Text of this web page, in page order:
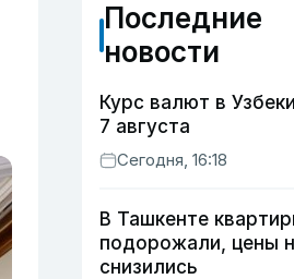
Последние
новости
Курс валют в
7 августа
Сегодня, 16:18
В Ташкенте
подорожали, цены
снизились